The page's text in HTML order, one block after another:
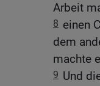
Arbeit
8 einen
dem
machte
9 Und